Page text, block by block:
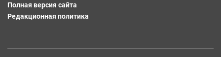
Полная версия сайта
Редакционная политика